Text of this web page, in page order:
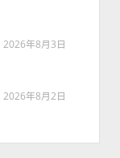
2026年8月3日
2026年8月2日